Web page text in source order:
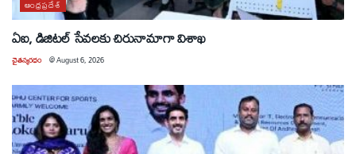
ఆంధ్రప్రదేశ్
ఏఐ, డిజిటల్ సేవలకు చిరునామాగా విశాఖ
చైతన్యరధం @August 6, 2026